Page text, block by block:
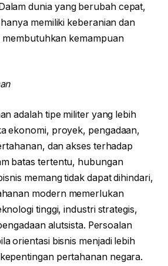
dunia yang berubah cepat,
memiliki keberanian dan
membutuhkan kemampuan
adalah tipe militer yang lebih
ekonomi, proyek, pengadaan,
dan akses terhadap
batas tertentu, hubungan
memang tidak dapat dihindari,
modern memerlukan
tinggi, industri strategis,
alutsista. Persoalan
orientasi bisnis menjadi lebih
pertahanan negara.